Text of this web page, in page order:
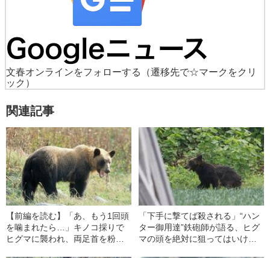
文春オンラインをフォローする
（遷移先で☆マークをクリ
ック）
関連記事
【前編を読む】「あ、もう1回頭
を噛まれたら…」キノコ採りで
ヒグマに襲われ、両足首を粉砕
「下手に撃てば殺される」“ハン
ター御用達”鉄砲師が語る、ヒグ
マの頭を絶対に狙ってはいけな